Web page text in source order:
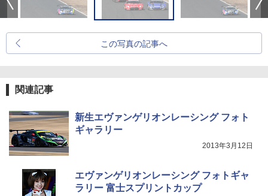
この写真の記事へ
関連記事
新生エヴァンゲリオンレーシング フォト
ギャラリー
2013年3月12日
エヴァンゲリオンレーシング フォトギャ
ラリー 富士スプリントカップ